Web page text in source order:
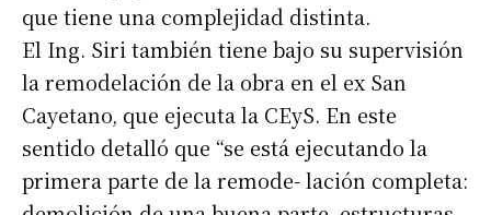
que tiene una complejidad distinta.
El Ing. Siri también tiene bajo su supervisión
la remodelación de la obra en el ex San
Cayetano, que ejecuta la CEyS. En este
sentido detalló que “se está ejecutando la
primera parte de la remode- lación completa: